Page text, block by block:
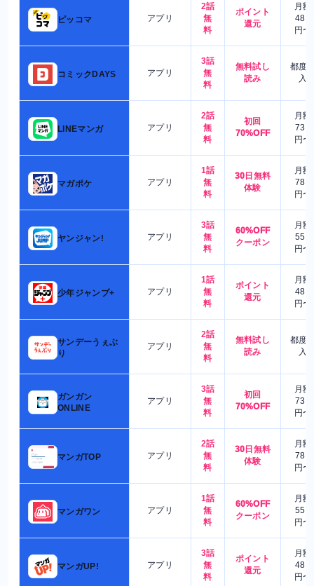
ピッコマ アプリ
2話
無
料
ポイント
還元
月額
480
円〜
コミックDAYS アプリ
3話
無
料
無料試し
読み
都度
入
LINEマンガ アプリ
2話
無
料
初回
70%OFF
月額
730
円〜
マガポケ アプリ
1話
無
料
30日無料
体験
月額
780
円〜
ヤンジャン! アプリ
3話
無
料
60%OFF
クーポン
月額
550
円〜
少年ジャンプ+ アプリ
1話
無
料
ポイント
還元
月額
480
円〜
サンデーうぇぶ
り
アプリ
2話
無
料
無料試し
読み
都度
入
ガンガン
ONLINE
アプリ
3話
無
料
初回
70%OFF
月額
730
円〜
マンガTOP アプリ
2話
無
料
30日無料
体験
月額
780
円〜
マンガワン アプリ
1話
無
料
60%OFF
クーポン
月額
550
円〜
マンガUP! アプリ
3話
無
料
ポイント
還元
月額
480
円〜